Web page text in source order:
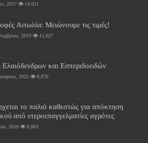
2017 14,021
Αιτωλία: Μειώνουμε τις τιμές!
2019 11,637
και Εσπεριδοειδών
2025 8,870
το παλιό καθεστώς για απόκτηση
από ετεροεπαγγελματίες αγρότες
2018 8,863